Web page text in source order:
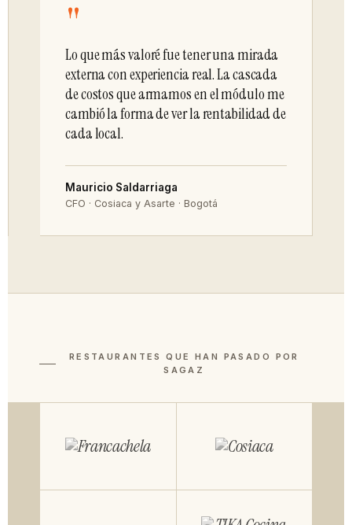
"
Lo que más valoré fue tener una mirada
externa con experiencia real. La cascada
de costos que armamos en el módulo me
cambió la forma de ver la rentabilidad de
cada local.
Mauricio Saldarriaga
CFO · Cosiaca y Asarte · Bogotá
RESTAURANTES QUE HAN PASADO POR
SAGAZ